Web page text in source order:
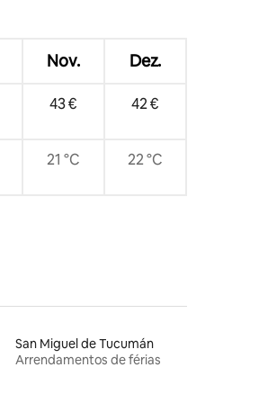
Nov. Dez.
43 € 42 €
21 °C 22 °C
San Miguel de Tucumán
Arrendamentos de férias